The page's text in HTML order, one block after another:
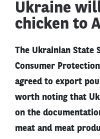
Ukraine
chicken to
The Ukrainian State
Consumer
agreed to export
worth noting that
on the
meat and meat